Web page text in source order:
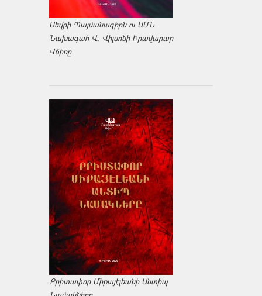
Սեվրի Պայմանագիրն ու ԱՄՆ
Նախագահ Վ. Վիլսոնի Իրավարար
Վճիռը
Քրիտափոր Միքայէլեանի Անտիպ